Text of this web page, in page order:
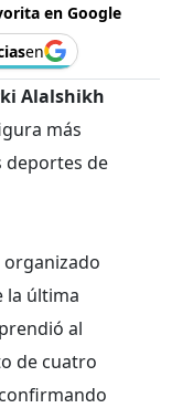
en Google
en
Alalshikh
más
deportes de
organizado
la última
al
de cuatro